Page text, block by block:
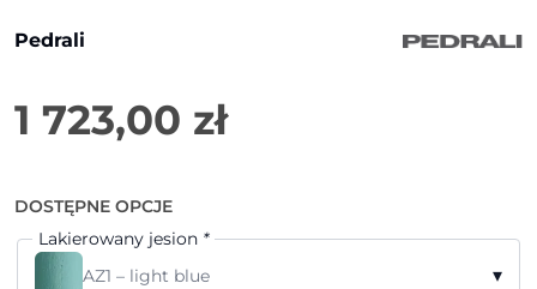
Pedrali
1 723,00 zł
DOSTĘPNE OPCJE
Lakierowany jesion *
AZ1 – light blue
▾